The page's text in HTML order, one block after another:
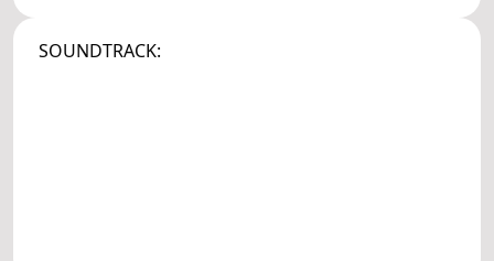
SOUNDTRACK: